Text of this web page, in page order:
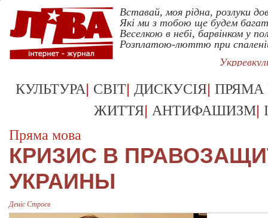
Вставай, моя рiдна, розлуки
Якi ми з тобою ще будем
Веселкою в небi, барвiнком у
Розплатою-люттю при
КУЛЬТУРА| СВІТ| ДИСКУСІЯ| ПРЯМА
ЖИТТЯ| АНТИФАШИЗМ|
Пряма мова
КРИЗИС В
УКРАИНЫ
Деніс Строєв